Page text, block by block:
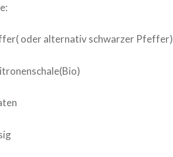
oder alternativ schwarzer Pfeffer)